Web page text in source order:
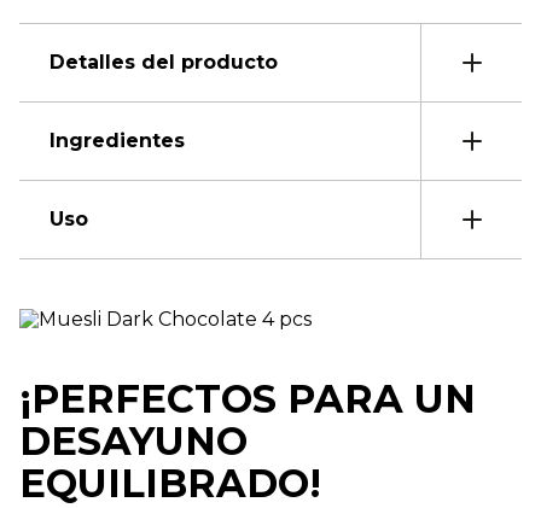
Detalles del producto
Ingredientes
Uso
¡PERFECTOS PARA UN
DESAYUNO
EQUILIBRADO!